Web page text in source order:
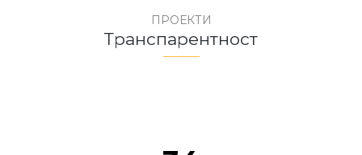
ПРОЕКТИ
Транспарентност